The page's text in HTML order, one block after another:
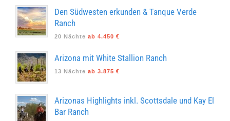
Den Südwesten erkunden & Tanque Verde
Ranch
20 Nächte ab 4.450 €
Arizona mit White Stallion Ranch
13 Nächte ab 3.875 €
Arizonas Highlights inkl. Scottsdale und Kay El
Bar Ranch